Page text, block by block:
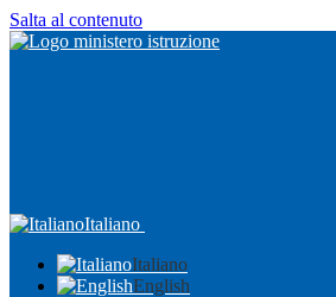
Salta al contenuto
Italiano
Italiano
English